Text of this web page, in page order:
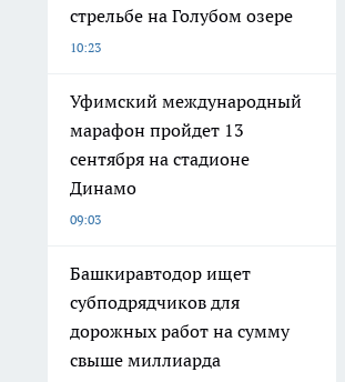
стрельбе на Голубом озере
10:23
Уфимский международный
марафон пройдет 13
сентября на стадионе
Динамо
09:03
Башкиравтодор ищет
субподрядчиков для
дорожных работ на сумму
свыше миллиарда